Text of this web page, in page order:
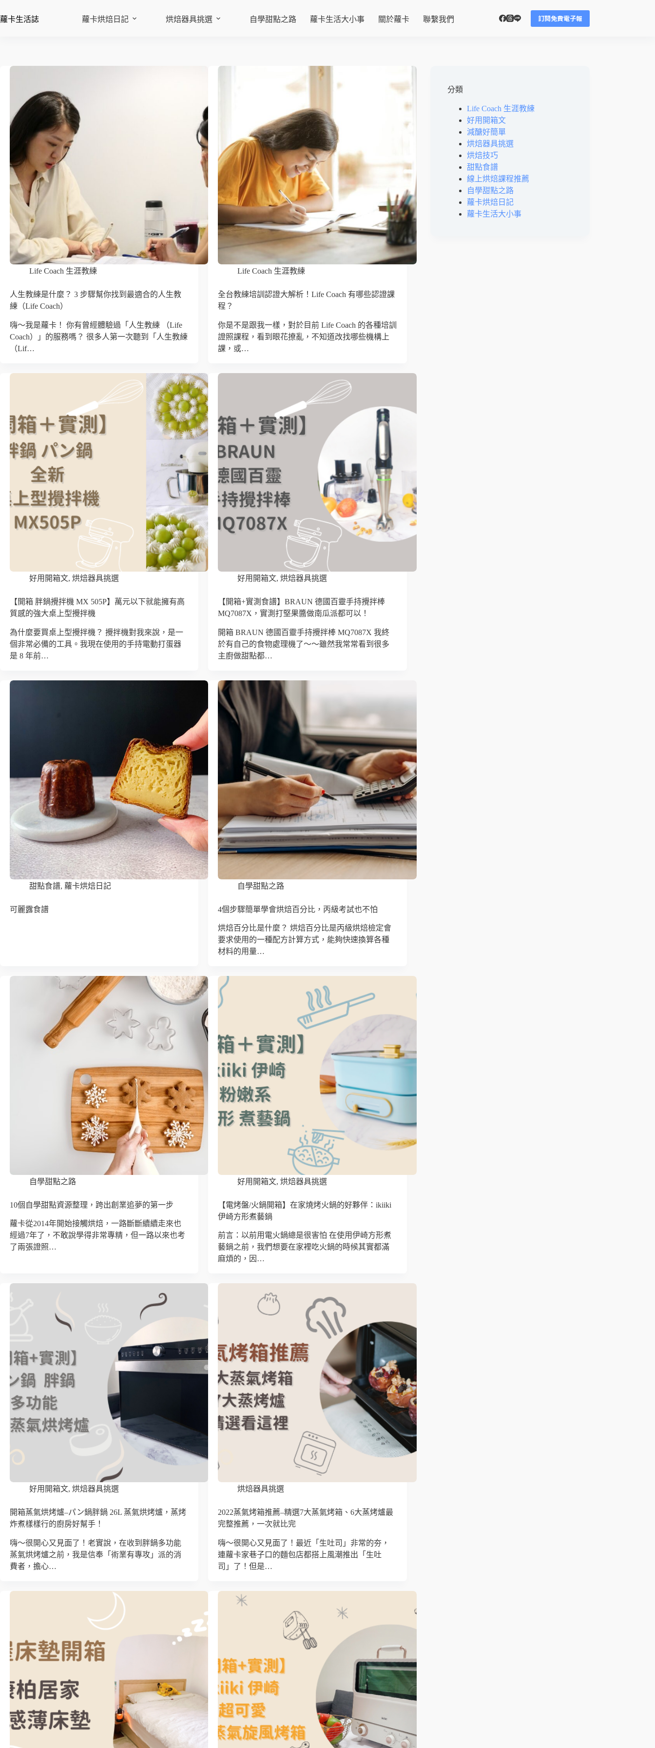
蘿卡生活誌 蘿卡烘焙日記 烘焙器具挑選 自學甜點之路 蘿卡生活大小事 關於蘿卡 聯繫我們 訂閱免費電子報
Life Coach 生涯教練
人生教練是什麼？ 3 步驟幫你找到最適合的人生教
練（Life Coach）
嗨～我是蘿卡！ 你有曾經體驗過「人生教練 （Life
Coach）」的服務嗎？ 很多人第一次聽到「人生教練
（Lif…
Life Coach 生涯教練
全台教練培訓認證大解析！Life Coach 有哪些認證課
程？
你是不是跟我一樣，對於目前 Life Coach 的各種培訓
證照課程，看到眼花撩亂，不知道改找哪些機構上
課，或…
好用開箱文, 烘焙器具挑選
【開箱 胖鍋攪拌機 MX 505P】萬元以下就能擁有高
質感的強大桌上型攪拌機
為什麼要買桌上型攪拌機？ 攪拌機對我來說，是一
個非常必備的工具。我現在使用的手持電動打蛋器
是 8 年前…
好用開箱文,烘焙器具挑選
【開箱+實測食譜】BRAUN 德國百靈手持攪拌棒
MQ7087X，實測打堅果醬做南瓜派都可以！
開箱 BRAUN 德國百靈手持攪拌棒 MQ7087X 我終
於有自己的食物處理機了～～雖然我常常看到很多
主廚做甜點都…
甜點食譜, 蘿卡烘焙日記
可麗露食譜
自學甜點之路
4個步驟簡單學會烘焙百分比，丙級考試也不怕
烘焙百分比是什麼？ 烘焙百分比是丙級烘焙檢定會
要求使用的一種配方計算方式，能夠快速換算各種
材料的用量…
自學甜點之路
10個自學甜點資源整理，跨出創業追夢的第一步
蘿卡從2014年開始接觸烘焙，一路斷斷續續走來也
經過7年了，不敢說學得非常專精，但一路以來也考
了兩張證照…
好用開箱文,烘焙器具挑選
【電烤盤/火鍋開箱】在家燒烤火鍋的好夥伴：ikiiki
伊崎方形煮藝鍋
前言：以前用電火鍋總是很害怕 在使用伊崎方形煮
藝鍋之前，我們想要在家裡吃火鍋的時候其實都滿
麻煩的，因…
好用開箱文, 烘焙器具挑選
開箱蒸氣烘烤爐–パン鍋胖鍋 26L 蒸氣烘烤爐，蒸烤
炸煮樣樣行的廚房好幫手！
嗨～很開心又見面了！老實說，在收到胖鍋多功能
蒸氣烘烤爐之前，我是信奉「術業有專攻」派的消
費者，擔心…
烘焙器具挑選
2022蒸氣烤箱推薦–精選7大蒸氣烤箱、6大蒸烤爐最
完整推薦，一次就比完
嗨～很開心又見面了！最近「生吐司」非常的夯，
連蘿卡家巷子口的麵包店都搭上風潮推出「生吐
司」了！但是…
分類
Life Coach 生涯教練
好用開箱文
減醣好簡單
烘焙器具挑選
烘焙技巧
甜點食譜
線上烘焙課程推薦
自學甜點之路
蘿卡烘焙日記
蘿卡生活大小事